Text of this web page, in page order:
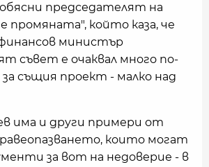
обясни председателят на
промяната", който каза, че
министър
съвет е очаквал много по-
за същия проект - малко над
има и други примери от
които могат
за вот на недоверие - в